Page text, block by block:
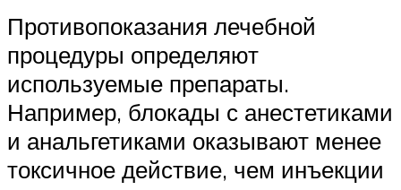
Противопоказания лечебной
процедуры определяют
используемые препараты.
Например, блокады с анестетиками
и анальгетиками оказывают менее
токсичное действие, чем инъекции